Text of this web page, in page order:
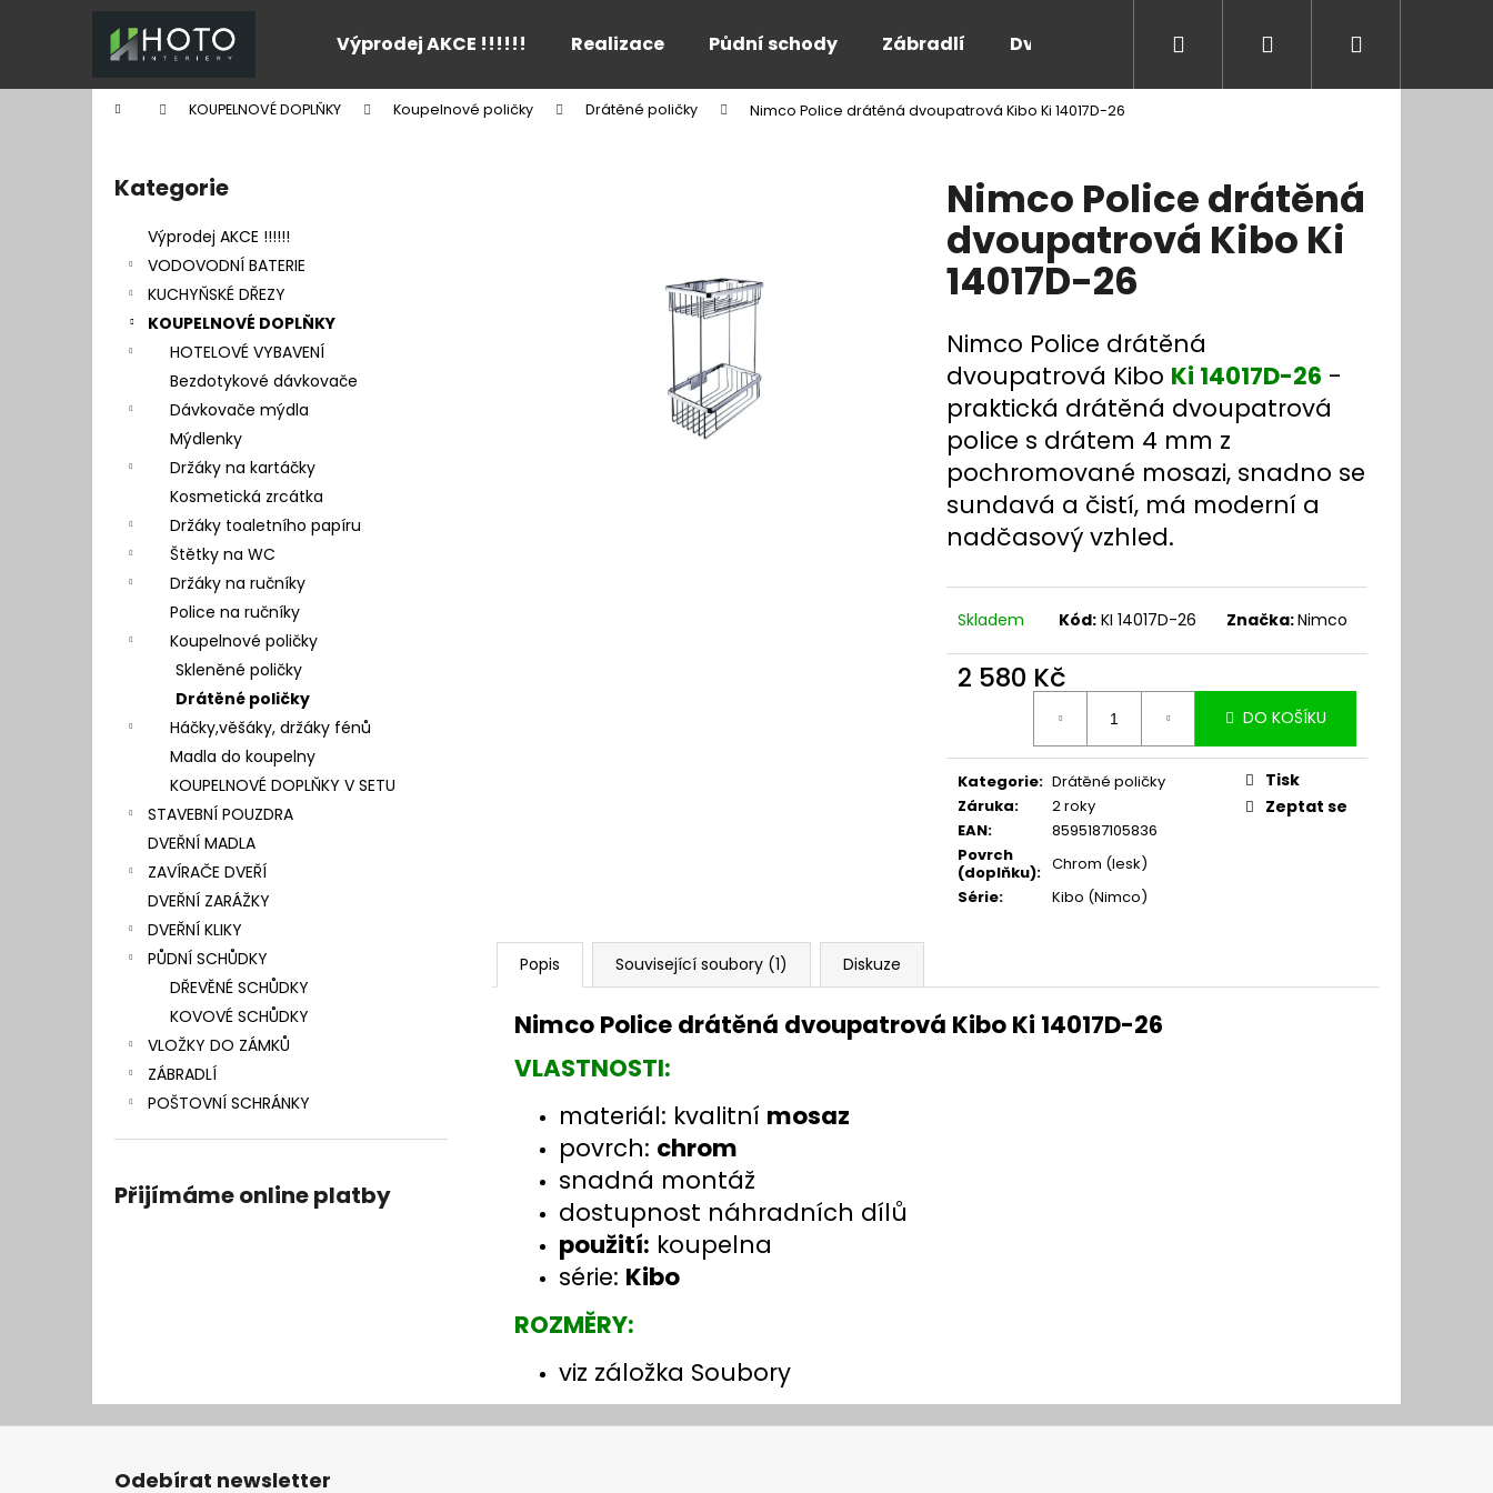
Výprodej AKCE !!!!!! Realizace Půdní schody Zábradlí Dveře a zárubně Kontakt Blog
Přihlášení
Domů KOUPELNOVÉ DOPLŇKY Koupelnové poličky Drátěné poličky Nimco Police drátěná dvoupatrová Kibo Ki 14017D-26
Přeskočit
kategorie
Kategorie
Výprodej AKCE !!!!!!
VODOVODNÍ BATERIE
KUCHYŇSKÉ DŘEZY
KOUPELNOVÉ DOPLŇKY
HOTELOVÉ VYBAVENÍ
Bezdotykové dávkovače
Dávkovače mýdla
Mýdlenky
Držáky na kartáčky
Kosmetická zrcátka
Držáky toaletního papíru
Štětky na WC
Držáky na ručníky
Police na ručníky
Koupelnové poličky
Skleněné poličky
Drátěné poličky
Háčky,věšáky, držáky fénů
Madla do koupelny
KOUPELNOVÉ DOPLŇKY V SETU
STAVEBNÍ POUZDRA
DVEŘNÍ MADLA
ZAVÍRAČE DVEŘÍ
DVEŘNÍ ZARÁŽKY
DVEŘNÍ KLIKY
PŮDNÍ SCHŮDKY
DŘEVĚNÉ SCHŮDKY
KOVOVÉ SCHŮDKY
VLOŽKY DO ZÁMKŮ
ZÁBRADLÍ
POŠTOVNÍ SCHRÁNKY
Přijímáme online platby
Nimco Police drátěná
dvoupatrová Kibo Ki
14017D-26
Nimco Police drátěná
dvoupatrová Kibo Ki 14017D-26 -
praktická drátěná dvoupatrová
police s drátem 4 mm z
pochromované mosazi, snadno se
sundavá a čistí, má moderní a
nadčasový vzhled.
Skladem Kód: KI 14017D-26 Značka:Nimco
2 580 Kč
DO KOŠÍKU
Kategorie: Drátěné poličky
Záruka:
2 roky
EAN:
8595187105836
Povrch
(doplňku): Chrom (lesk)
Série: Kibo (Nimco)
Tisk
Zeptat se
Popis Související soubory (1) Diskuze
Nimco Police drátěná dvoupatrová Kibo Ki 14017D-26
VLASTNOSTI:
materiál: kvalitní mosaz
povrch: chrom
snadná montáž
dostupnost náhradních dílů
použití: koupelna
série: Kibo
ROZMĚRY:
viz záložka Soubory
í
Zpět
do
Zpět
do
Co potřebujete najít?
Doporučujeme
Z
Odebírat newsletter